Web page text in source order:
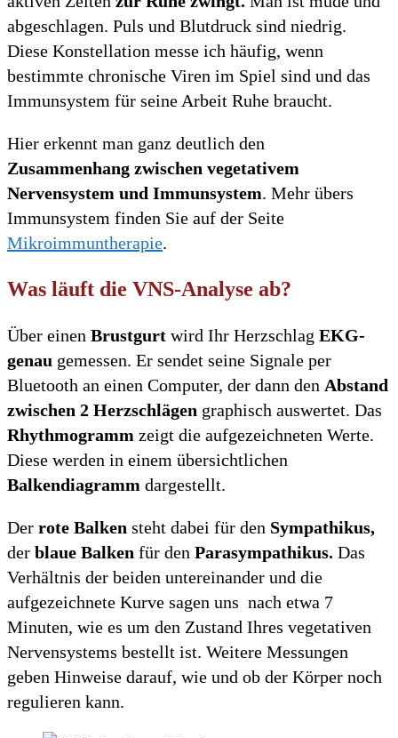
abgeschlagen. Puls und Blutdruck sind niedrig.
Diese Konstellation messe ich häufig, wenn
bestimmte chronische Viren im Spiel sind und das
Immunsystem für seine Arbeit Ruhe braucht.
Hier erkennt man ganz deutlich den
Zusammenhang zwischen vegetativem
Nervensystem und Immunsystem. Mehr übers
Immunsystem finden Sie auf der Seite
Mikroimmuntherapie.
Was läuft die VNS-Analyse ab?
Über einen Brustgurt wird Ihr Herzschlag EKG-
genau gemessen. Er sendet seine Signale per
Bluetooth an einen Computer, der dann den Abstand
zwischen 2 Herzschlägen graphisch auswertet. Das
Rhythmogramm zeigt die aufgezeichneten Werte.
Diese werden in einem übersichtlichen
Balkendiagramm dargestellt.
Der rote Balken steht dabei für den Sympathikus,
der blaue Balken für den Parasympathikus. Das
Verhältnis der beiden untereinander und die
aufgezeichnete Kurve sagen uns nach etwa 7
Minuten, wie es um den Zustand Ihres vegetativen
Nervensystems bestellt ist. Weitere Messungen
geben Hinweise darauf, wie und ob der Körper noch
regulieren kann.